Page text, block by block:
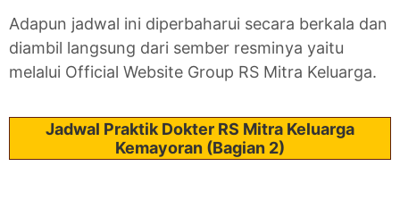
Adapun jadwal ini diperbaharui secara berkala dan
diambil langsung dari sember resminya yaitu
melalui Official Website Group RS Mitra Keluarga.
Jadwal Praktik Dokter RS Mitra Keluarga
Kemayoran (Bagian 2)